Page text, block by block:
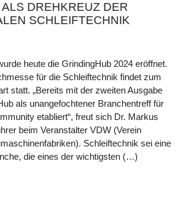
DREHKREUZ DER
SCHLEIFTECHNIK
heute die GrindingHub 2024 eröffnet.
für die Schleiftechnik findet zum
statt. „Bereits mit der zweiten Ausgabe
als unangefochtener Branchentreff für
etabliert“, freut sich Dr. Markus
beim Veranstalter VDW (Verein
Schleiftechnik sei eine
die eines der wichtigsten (…)